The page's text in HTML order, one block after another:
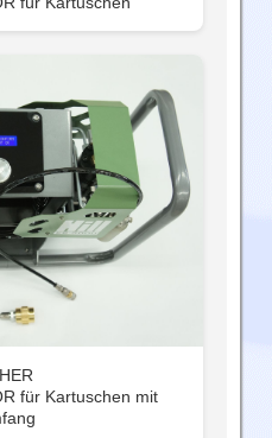
für Kartuschen mit